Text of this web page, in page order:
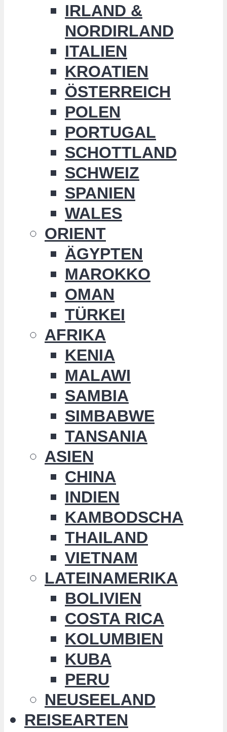
IRLAND &
NORDIRLAND
ITALIEN
KROATIEN
ÖSTERREICH
POLEN
PORTUGAL
SCHOTTLAND
SCHWEIZ
SPANIEN
WALES
ORIENT
ÄGYPTEN
MAROKKO
OMAN
TÜRKEI
AFRIKA
KENIA
MALAWI
SAMBIA
SIMBABWE
TANSANIA
ASIEN
CHINA
INDIEN
KAMBODSCHA
THAILAND
VIETNAM
LATEINAMERIKA
BOLIVIEN
COSTA RICA
KOLUMBIEN
KUBA
PERU
NEUSEELAND
REISEARTEN